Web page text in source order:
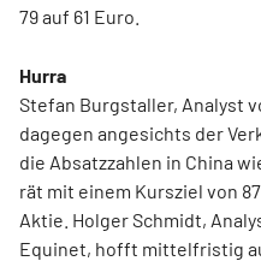
79 auf 61 Euro.
Hurra
Stefan Burgstaller, Analyst
dagegen angesichts der
die Absatzzahlen in China
rät mit einem Kursziel von
Aktie. Holger Schmidt,
Equinet, hofft mittelfristig